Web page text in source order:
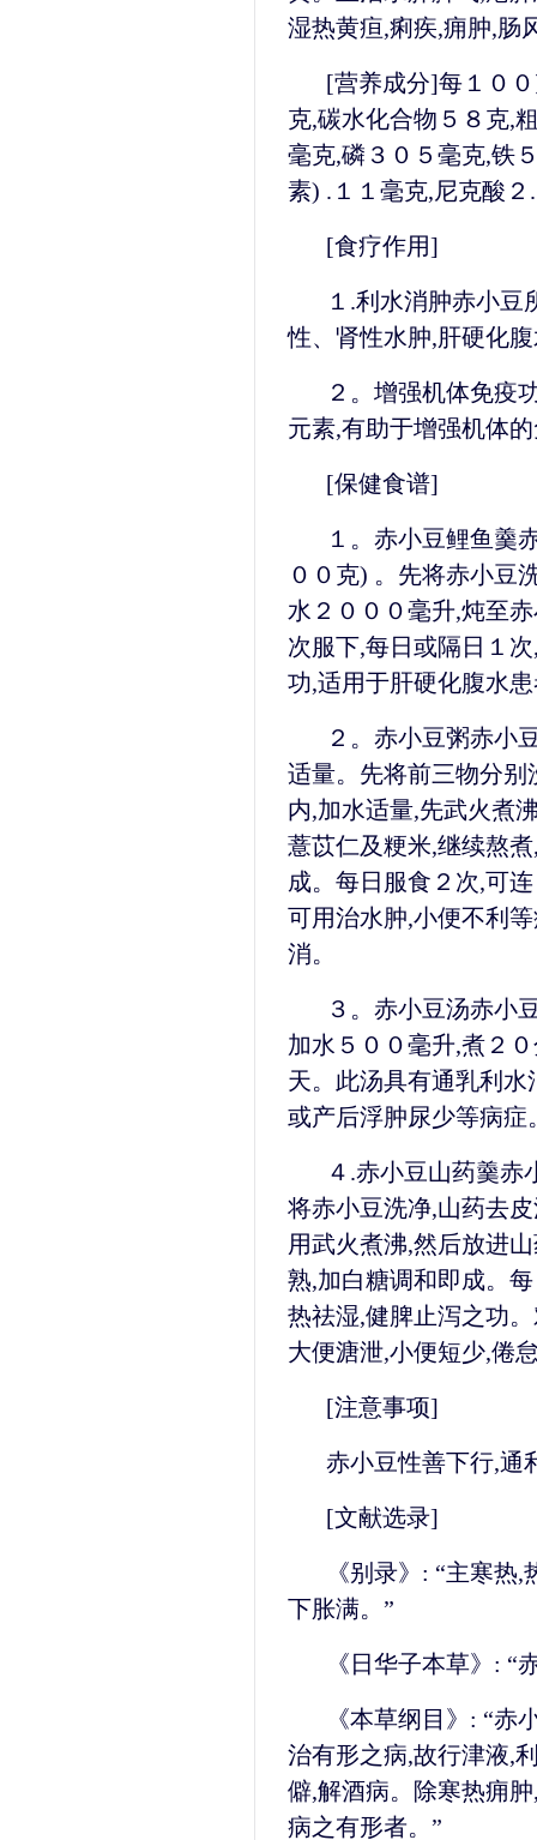
湿热黄疸,痢疾,痈肿,肠
[营养成分]每１０
克,碳水化合物５８克,
毫克,磷３０５毫克,铁
素) .１１毫克,尼克酸２
[食疗作用]
１.利水消肿赤小豆
性、肾性水肿,肝硬化
２。增强机体免疫
元素,有助于增强机体
[保健食谱]
１。赤小豆鲤鱼羹
００克) 。先将赤小豆
水２０００毫升,炖至
次服下,每日或隔日１
功,适用于肝硬化腹水
２。赤小豆粥赤小
适量。先将前三物分
内,加水适量,先武火煮
薏苡仁及粳米,继续熬
成。每日服食２次,可
可用治水肿,小便不利
消。
３。赤小豆汤赤小
加水５００毫升,煮２
天。此汤具有通乳利
或产后浮肿尿少等病症
４.赤小豆山药羹赤
将赤小豆洗净,山药去
用武火煮沸,然后放进
熟,加白糖调和即成。
热祛湿,健脾止泻之功
大便溏泄,小便短少,倦
[注意事项]
赤小豆性善下行,通
[文献选录]
《别录》: “主寒热
下胀满。”
《日华子本草》: “
《本草纲目》: “赤
治有形之病,故行津液,
僻,解酒病。除寒热痈
病之有形者。”